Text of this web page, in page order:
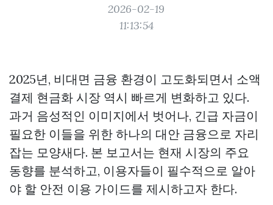
2026-02-19
11:13:54
2025년, 비대면 금융 환경이 고도화되면서 소액
결제 현금화 시장 역시 빠르게 변화하고 있다.
과거 음성적인 이미지에서 벗어나, 긴급 자금이
필요한 이들을 위한 하나의 대안 금융으로 자리
잡는 모양새다. 본 보고서는 현재 시장의 주요
동향를 분석하고, 이용자들이 필수적으로 알아
야 할 안전 이용 가이드를 제시하고자 한다.